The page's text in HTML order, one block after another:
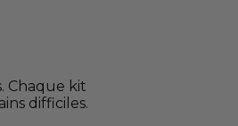
Chaque kit
difficiles.